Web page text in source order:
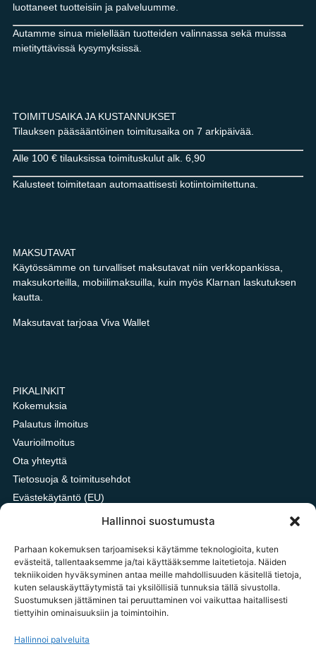
Hallinnoi suostumusta
Parhaan kokemuksen tarjoamiseksi käytämme teknologioita, kuten
evästeitä, tallentaaksemme ja/tai käyttääksemme laitetietoja. Näiden
tekniikoiden hyväksyminen antaa meille mahdollisuuden käsitellä tietoja,
kuten selauskäyttäytymistä tai yksilöllisiä tunnuksia tällä sivustolla.
Suostumuksen jättäminen tai peruuttaminen voi vaikuttaa haitallisesti
tiettyihin ominaisuuksiin ja toimintoihin.
Hallinnoi palveluita
luottaneet tuotteisiin ja palveluumme.
Autamme sinua mielellään tuotteiden valinnassa sekä muissa
mietityttävissä kysymyksissä.
TOIMITUSAIKA JA KUSTANNUKSET
Tilauksen pääsääntöinen toimitusaika on 7 arkipäivää.
Alle 100 € tilauksissa toimituskulut alk. 6,90
Kalusteet toimitetaan automaattisesti kotiintoimitettuna.
MAKSUTAVAT
Käytössämme on turvalliset maksutavat niin verkkopankissa,
maksukorteilla, mobiilimaksuilla, kuin myös Klarnan laskutuksen
kautta.
Maksutavat tarjoaa Viva Wallet
PIKALINKIT
Kokemuksia
Palautus ilmoitus
Vaurioilmoitus
Ota yhteyttä
Tietosuoja & toimitusehdot
Evästekäytäntö (EU)
Oxford vai HDPE kangas?
OTA YHTEYTTÄ
tilaukset@tavarataivas.fi
MA-PE 10-14 Huom! Emme voi ottaa palautus ilmoituksia